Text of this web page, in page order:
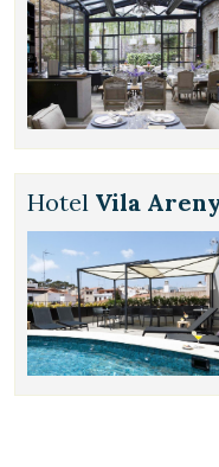
Hotel Vila